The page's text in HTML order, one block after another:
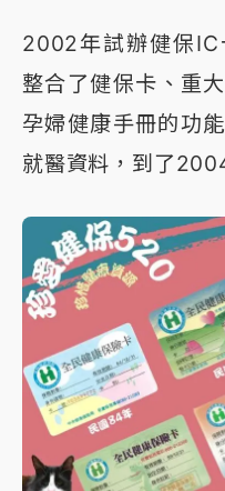
2002年試辦健保IC
整合了健保卡、重
孕婦健康手冊的功
就醫資料，到了